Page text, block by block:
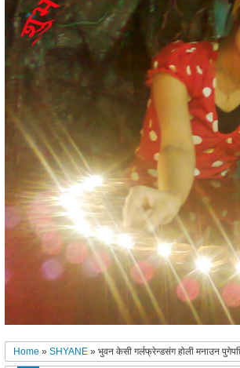
Home »SHYANE »भुवन केसी गर्लफ्रेन्डसंग होली मनाउन